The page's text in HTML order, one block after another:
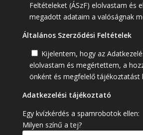
Feltételeket (ÁSzF) elolvastam és
megadott adataim a valóságnak
Általános Szerződési Feltételek
Kijelentem, hogy az
elolvastam és megértettem, a
önként és megfelelő tájékoztatást
Adatkezelési tájékoztató
Egy kvízkérdés a spamrobotok ellen:
Milyen színű a tej?